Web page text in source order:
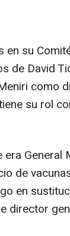
en su
de David
como
su rol
General
de
en
director